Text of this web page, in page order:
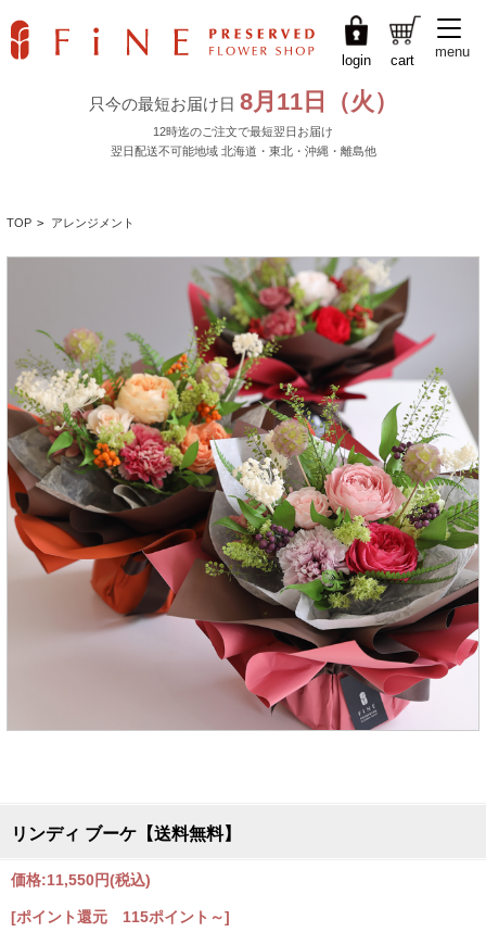
login cart
menu
TOP > アレンジメント
リンディ ブーケ【送料無料】
価格:11,550円(税込)
[ポイント還元 115ポイント～]